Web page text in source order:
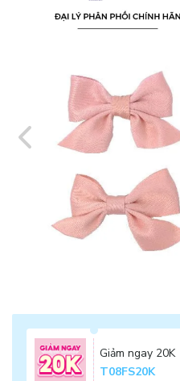
Giảm ngay 20K
T08FS20K